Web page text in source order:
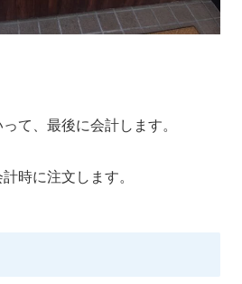
て、最後に会計します。
時に注文します。